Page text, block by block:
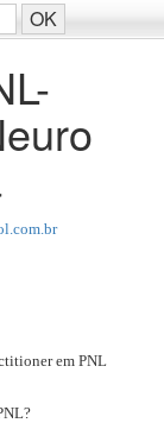
em PNL